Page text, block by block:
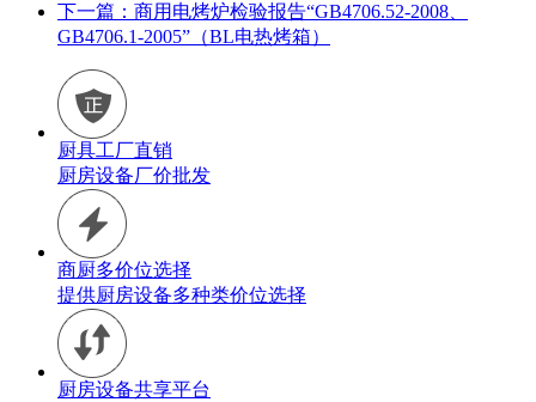
下一篇：商用电烤炉检验报告“GB4706.52-2008、
GB4706.1-2005”（BL电热烤箱）
厨具工厂直销
厨房设备厂价批发
商厨多价位选择
提供厨房设备多种类价位选择
厨房设备共享平台